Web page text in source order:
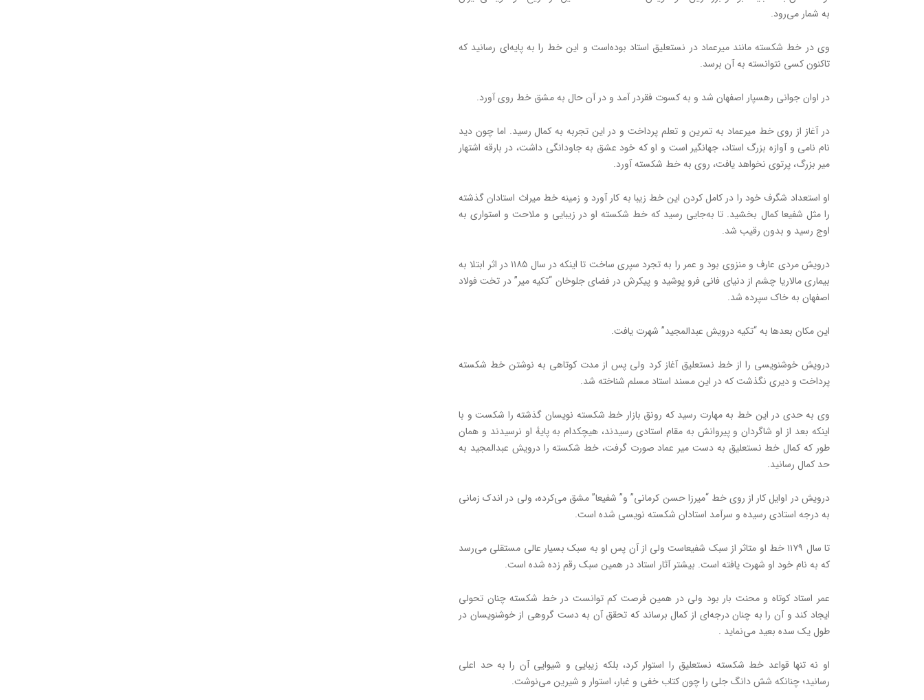
به شمار می‌رود.
وی در خط شکسته مانند میرعماد در نستعلیق استاد بوده‌است و این خط را به پایه‌ای رسانید که
تاکنون کسی نتوانسته‌ به آن برسد.
در اوان جوانی رهسپار اصفهان شد و به کسوت فقردر آمد و در آن حال به مشق خط روی آورد.
در آغاز از روی خط میرعماد به‌ تمرین و تعلم پرداخت و در این تجربه به‌ کمال رسید. اما چون دید
نام نامی و آوازه بزرگ استاد، جهانگیر است و او که خود عشق به جاودانگی داشت، در بارقه اشتهار
میر بزرگ، پرتوی نخواهد یافت، روی به خط شکسته آورد.
او استعداد شگرف خود را در کامل کردن این خط زیبا به کار آورد و زمینه خط میراث استادان گذشته
را مثل شفیعا کمال بخشید. تا به‌جایی رسید که خط شکسته او در زیبایی و ملاحت و استواری به
اوج رسید و بدون رقیب شد.
درویش مردی عارف و منزوی بود و عمر را به تجرد سپری ساخت تا اینکه در سال ۱۱۸۵ در اثر ابتلا به
بیماری مالاریا چشم از دنیای فانی فرو پوشید و پیکرش در فضای جلوخان “تکیه میر” در تخت فولاد
اصفهان به خاک سپرده شد.
این مکان بعدها به “تکیه درویش عبدالمجید” شهرت یافت.
درویش خوشنویسی را از خط نستعلیق آغاز کرد ولی پس از مدت کوتاهی به نوشتن خط شکسته
پرداخت و دیری نگذشت که در این مسند استاد مسلم شناخته شد.
وی به حدی در این خط به مهارت رسید که رونق بازار خط شکسته نویسان گذشته را شکست و با
اینکه بعد از او شاگردان و پیروانش به مقام استادی رسیدند، هیچکدام به پایهٔ او نرسیدند و همان
طور که کمال خط نستعلیق به دست میر عماد صورت گرفت، خط شکسته را درویش عبدالمجید به
حد کمال رسانید.
درویش در اوایل کار از روی خط “میرزا حسن کرمانی” و” شفیعا” مشق می‌کرده، ولی در اندک زمانی
به درجه استادی رسیده و سرآمد استادان شکسته ‌نویسی شده ‌است.
تا سال ۱۱۷۹ خط او متاثر از سبک شفیعاست ولی از آن پس او به سبک بسیار عالی مستقلی می‌رسد
که به نام خود او شهرت یافته ‌است. بیشتر آثار استاد در همین سبک رقم زده شده‌ است.
عمر استاد کوتاه و محنت بار بود ولی در همین فرصت کم توانست در خط شکسته چنان تحولی
ایجاد کند و آن را به چنان درجه‌ای از کمال برساند که تحقق آن به دست گروهی از خوشنویسان در
طول یک سده بعید می‌نماید .
او نه تنها قواعد خط شکسته ‌نستعلیق را استوار کرد، بلکه زیبایی و شیوایی آن را به حد اعلی
رسانید؛ چنانکه شش دانگ جلی را چون کتاب خفی و غبار، استوار و شیرین می‌نوشت.